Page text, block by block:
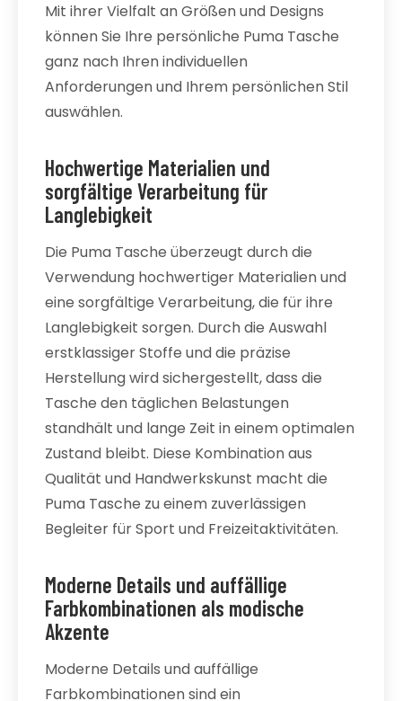
Mit ihrer Vielfalt an Größen und Designs
können Sie Ihre persönliche Puma Tasche
ganz nach Ihren individuellen
Anforderungen und Ihrem persönlichen Stil
auswählen.
Hochwertige Materialien und
sorgfältige Verarbeitung für
Langlebigkeit
Die Puma Tasche überzeugt durch die
Verwendung hochwertiger Materialien und
eine sorgfältige Verarbeitung, die für ihre
Langlebigkeit sorgen. Durch die Auswahl
erstklassiger Stoffe und die präzise
Herstellung wird sichergestellt, dass die
Tasche den täglichen Belastungen
standhält und lange Zeit in einem optimalen
Zustand bleibt. Diese Kombination aus
Qualität und Handwerkskunst macht die
Puma Tasche zu einem zuverlässigen
Begleiter für Sport und Freizeitaktivitäten.
Moderne Details und auffällige
Farbkombinationen als modische
Akzente
Moderne Details und auffällige
Farbkombinationen sind ein